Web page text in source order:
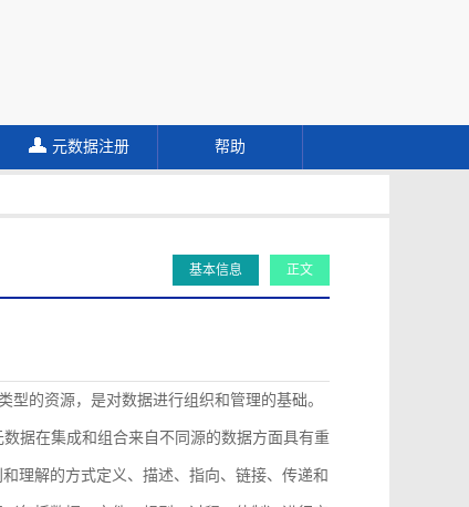
元数据注册 帮助
基本信息 正文
型的资源，是对数据进行组织和管理的基础。
据在集成和组合来自不同源的数据方面具有重
理解的方式定义、描述、指向、链接、传递和